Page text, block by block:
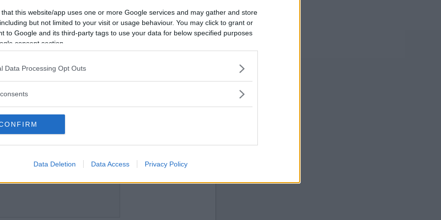
that this website/app uses one or more Google services and may gather and store
but not limited to your visit or usage behaviour. You may click to grant or
to Google and its third-party tags to use your data for below specified purposes
consent section.
Data Processing Opt Outs
Data Deletion Data Access Privacy Policy
2016-02-15 19:22
kisar lite :)
Vill du bli
medlem?